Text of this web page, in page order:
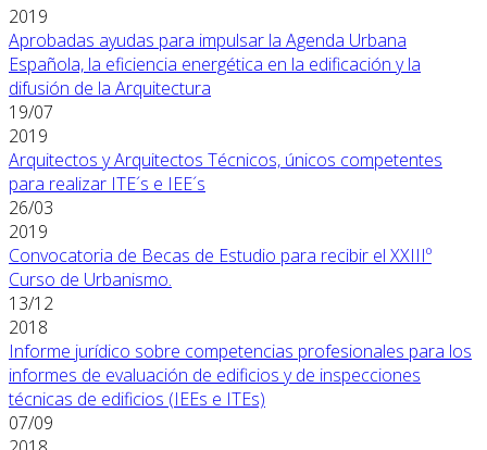
2019
Aprobadas ayudas para impulsar la Agenda Urbana
Española, la eficiencia energética en la edificación y la
difusión de la Arquitectura
19/07
2019
Arquitectos y Arquitectos Técnicos, únicos competentes
para realizar ITE´s e IEE´s
26/03
2019
Convocatoria de Becas de Estudio para recibir el XXIIIº
Curso de Urbanismo.
13/12
2018
Informe jurídico sobre competencias profesionales para los
informes de evaluación de edificios y de inspecciones
técnicas de edificios (IEEs e ITEs)
07/09